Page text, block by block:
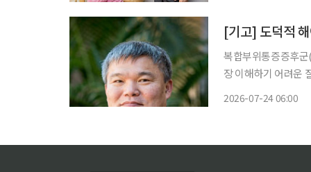
[기고] 도덕적
복합부위통증증후
장 이해하기 어려운
2026-07-24 06:00